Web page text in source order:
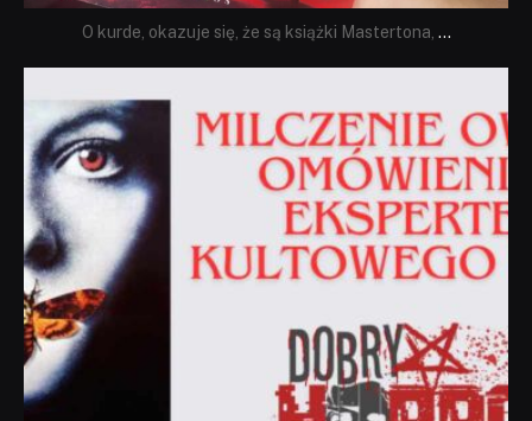
O kurde, okazuje się, że są książki Mastertona, ...